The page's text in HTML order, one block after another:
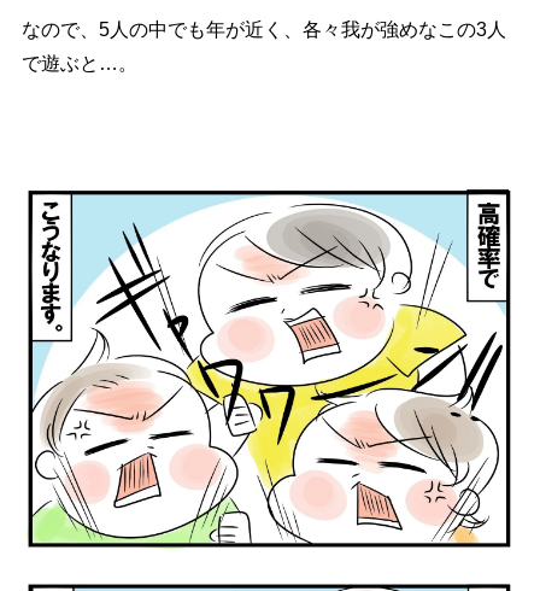
なので、5人の中でも年が近く、各々我が強めなこの3人
で遊ぶと…。